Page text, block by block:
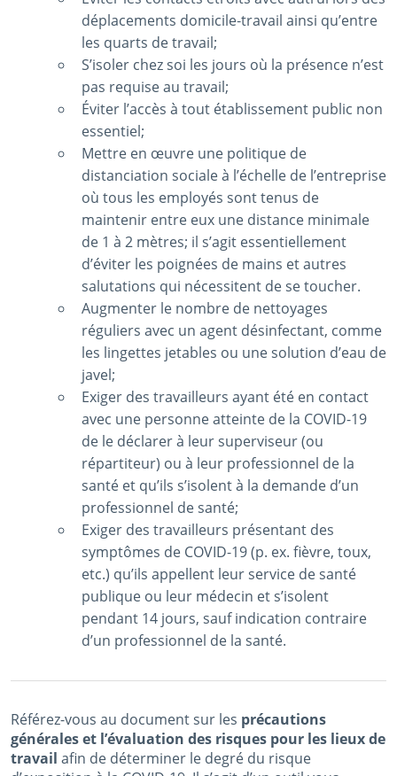
déplacements domicile‑travail ainsi qu’entre
les quarts de travail;
S’isoler chez soi les jours où la présence n’est
pas requise au travail;
Éviter l’accès à tout établissement public non
essentiel;
Mettre en œuvre une politique de
distanciation sociale à l’échelle de l’entreprise
où tous les employés sont tenus de
maintenir entre eux une distance minimale
de 1 à 2 mètres; il s’agit essentiellement
d’éviter les poignées de mains et autres
salutations qui nécessitent de se toucher.
Augmenter le nombre de nettoyages
réguliers avec un agent désinfectant, comme
les lingettes jetables ou une solution d’eau de
javel;
Exiger des travailleurs ayant été en contact
avec une personne atteinte de la COVID-19
de le déclarer à leur superviseur (ou
répartiteur) ou à leur professionnel de la
santé et qu’ils s’isolent à la demande d’un
professionnel de santé;
Exiger des travailleurs présentant des
symptômes de COVID-19 (p. ex. fièvre, toux,
etc.) qu’ils appellent leur service de santé
publique ou leur médecin et s’isolent
pendant 14 jours, sauf indication contraire
d’un professionnel de la santé.
Référez-vous au document sur les précautions
générales et l’évaluation des risques pour les lieux de
travail afin de déterminer le degré du risque